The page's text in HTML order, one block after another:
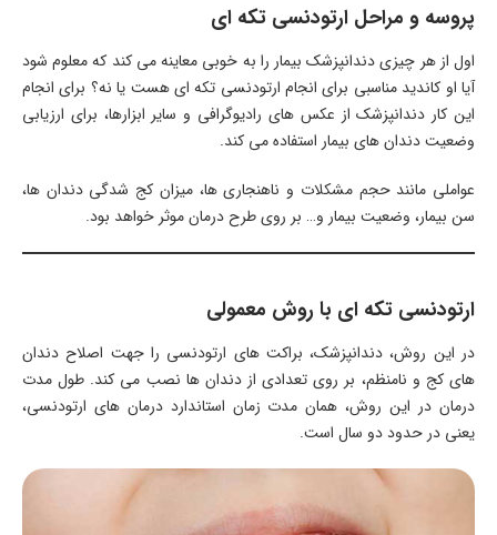
پروسه و مراحل ارتودنسی تکه ای
اول از هر چیزی دندانپزشک بیمار را به خوبی معاینه می کند که معلوم شود
آیا او کاندید مناسبی برای انجام ارتودنسی تکه ای هست یا نه؟ برای انجام
این کار دندانپزشک از عکس های رادیوگرافی و سایر ابزارها، برای ارزیابی
وضعیت دندان های بیمار استفاده می کند.
عواملی مانند حجم مشکلات و ناهنجاری ها، میزان کج شدگی دندان ها،
سن بیمار، وضعیت بیمار و… بر روی طرح درمان موثر خواهد بود.
ارتودنسی تکه ای با روش معمولی
در این روش، دندانپزشک، براکت های ارتودنسی را جهت اصلاح دندان
های کج و نامنظم، بر روی تعدادی از دندان ها نصب می کند. طول مدت
درمان در این روش، همان مدت زمان استاندارد درمان های ارتودنسی،
یعنی در حدود دو سال است.